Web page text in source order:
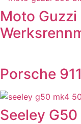
Moto
Porsche
Seeley